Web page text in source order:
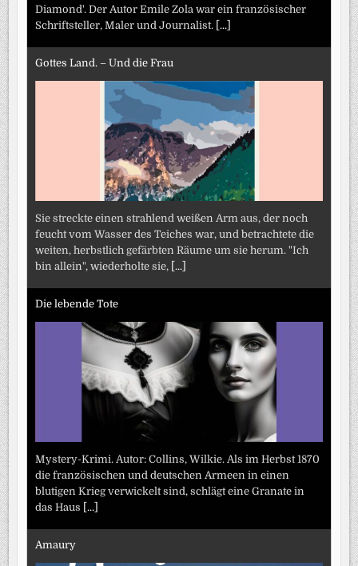
Diamond'. Der Autor Emile Zola war ein französischer
Schriftsteller, Maler und Journalist. [...]
Gottes Land. – Und die Frau
Sie streckte einen strahlend weißen Arm aus, der noch
feucht vom Wasser des Teiches war, und betrachtete die
weiten, herbstlich gefärbten Räume um sie herum. "Ich
bin allein", wiederholte sie, [...]
Die lebende Tote
Mystery-Krimi. Autor: Collins, Wilkie. Als im Herbst 1870
die französischen und deutschen Armeen in einen
blutigen Krieg verwickelt sind, schlägt eine Granate in
das Haus [...]
Amaury